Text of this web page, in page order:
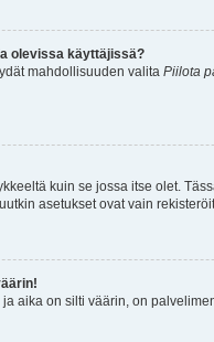
olevissa käyttäjissä?
mahdollisuuden valita Piilota
kuin se jossa itse olet.
asetukset ovat vain
aika on silti väärin, on